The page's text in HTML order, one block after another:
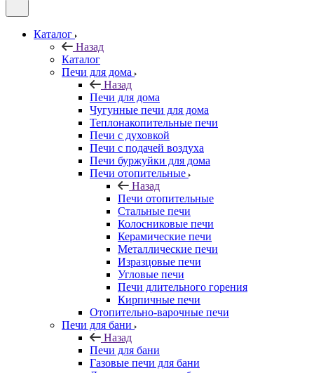
Каталог
Назад
Каталог
Печи для дома
Назад
Печи для дома
Чугунные печи для дома
Теплонакопительные печи
Печи с духовкой
Печи с подачей воздуха
Печи буржуйки для дома
Печи отопительные
Назад
Печи отопительные
Стальные печи
Колосниковые печи
Керамические печи
Металлические печи
Изразцовые печи
Угловые печи
Печи длительного горения
Кирпичные печи
Отопительно-варочные печи
Печи для бани
Назад
Печи для бани
Газовые печи для бани